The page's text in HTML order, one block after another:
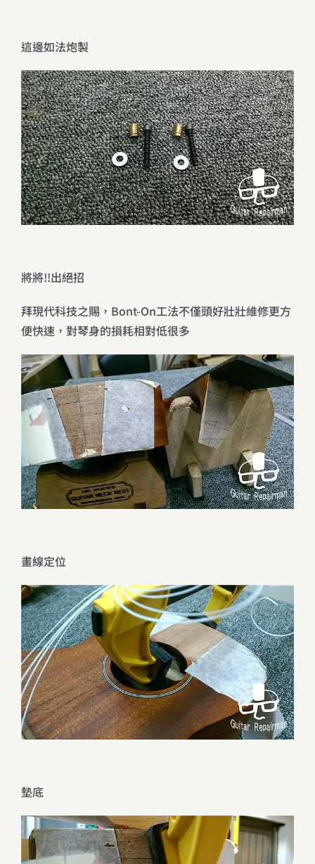
這邊如法炮製
將將!!出絕招
拜現代科技之賜，Bont-On工法不僅頭好壯壯維修更方
便快速，對琴身的損耗相對低很多
畫線定位
墊底